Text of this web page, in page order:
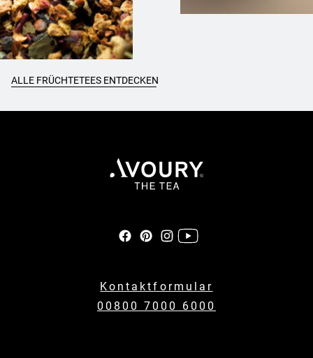
ALLE FRÜCHTETEES ENTDECKEN
Kontaktformular
00800 7000 6000